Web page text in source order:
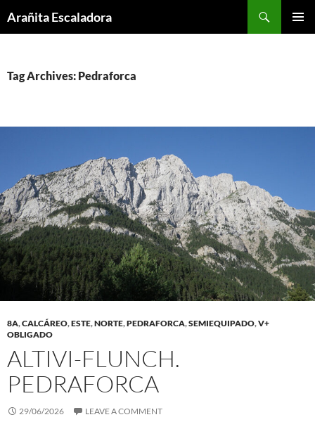
toArañita Escaladora
Tag Archives: Pedraforca
8A,CALCÁREO,ESTE,NORTE,PEDRAFORCA,SEMIEQUIPADO,V+
OBLIGADO
ALTIVI-FLUNCH.
PEDRAFORCA
29/06/2026 LEAVE A COMMENT